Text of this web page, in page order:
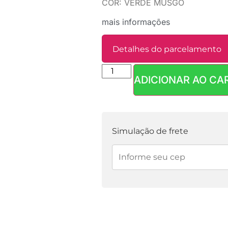
COR: VERDE MUSGO
mais informações
Detalhes do parcelamento
Parcelas:ADICIONAR AO
Simulação de frete